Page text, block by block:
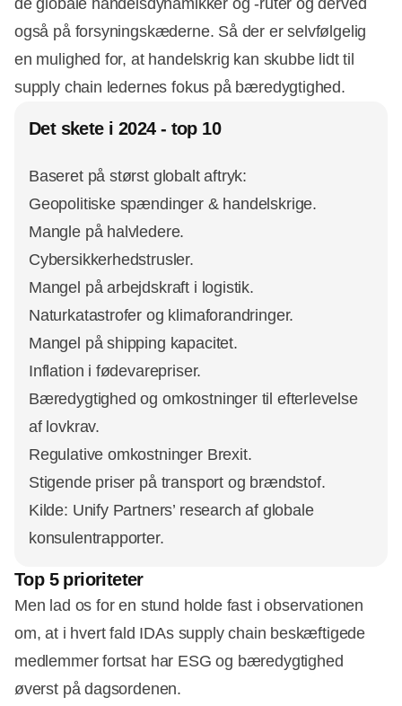
også på forsyningskæderne. Så der er selvfølgelig
en mulighed for, at handelskrig kan skubbe lidt til
supply chain ledernes fokus på bæredygtighed.
Annonce
Det skete i 2024 - top 10
Baseret på størst globalt aftryk:
Geopolitiske spændinger & handelskrige.
Mangle på halvledere.
Cybersikkerhedstrusler.
Mangel på arbejdskraft i logistik.
Naturkatastrofer og klimaforandringer.
Mangel på shipping kapacitet.
Inflation i fødevarepriser.
Bæredygtighed og omkostninger til efterlevelse
af lovkrav.
Regulative omkostninger Brexit.
Stigende priser på transport og brændstof.
Kilde: Unify Partners’ research af globale
konsulentrapporter.
Top 5 prioriteter
Men lad os for en stund holde fast i observationen
om, at i hvert fald IDAs supply chain beskæftigede
medlemmer fortsat har ESG og bæredygtighed
øverst på dagsordenen.